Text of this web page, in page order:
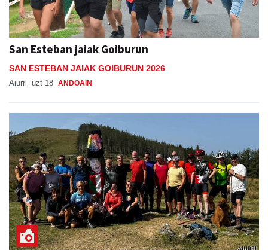
San Esteban jaiak Goiburun
SAN ESTEBAN JAIAK GOIBURUN 2026
Aiurri uzt 18 ANDOAIN